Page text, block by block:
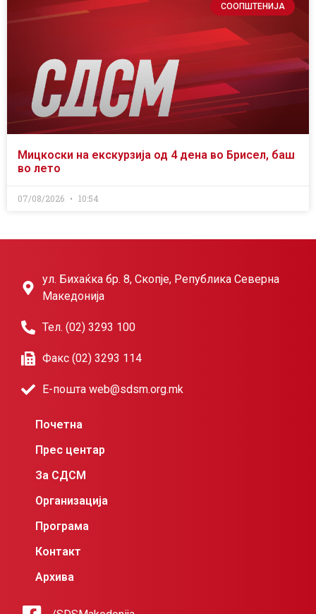
СООПШТЕНИЈА
Мицкоски на екскурзија од 4 дена во Брисел, баш
во лето
07/08/2026 10:54
ул. Бихаќка бр. 8, Скопје, Република Северна
Македонија
Тел. (02) 3293 100
Факс (02) 3293 114
Е-пошта web@sdsm.org.mk
Почетна
Прес центар
За СДСМ
Организација
Програма
Контакт
Архива